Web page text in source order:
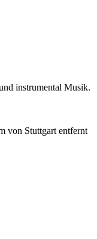
instrumental Musik.
von Stuttgart entfernt